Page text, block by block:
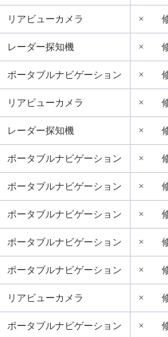
リアビューカメラ ×
レーダー探知機 ×
ポータブルナビゲーション ×
リアビューカメラ ×
レーダー探知機 ×
ポータブルナビゲーション ×
ポータブルナビゲーション ×
ポータブルナビゲーション ×
ポータブルナビゲーション ×
ポータブルナビゲーション ×
リアビューカメラ ×
ポータブルナビゲーション ×